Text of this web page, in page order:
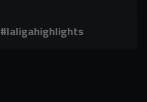
Javi, you're incredible #laligahighlights